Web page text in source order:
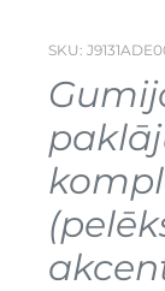
SKU: